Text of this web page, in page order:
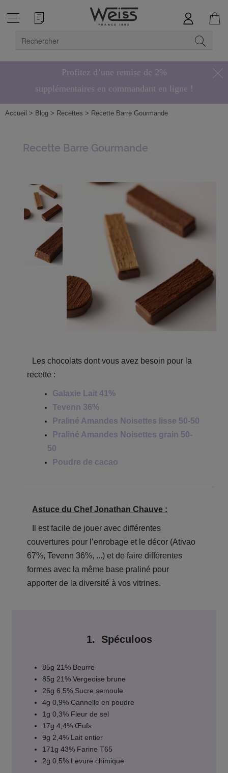
Profitez d’une remise de 2%
supplémentaires en commandant en ligne !
Hors bonbons de chocolat
Accueil > Blog > Recettes > Recette Barre Gourmande
Recette Barre Gourmande
Les chocolats dont vous avez besoin pour la
recette :
Galaxie Lait 41%
Tevenn 36%
Praliné Amandes Noisettes lisse 50-50
Praliné Amandes Noisettes grain 50-
50
Poudre de cacao
Astuce du Chef Jonathan Chauve :
Il est facile de jouer avec différentes
couvertures pour l’enrobage et le décor (Ativao
67%, Tevenn 36%, ...) et de faire différentes
formes avec la même base praliné pour
apporter de la diversité à vos vitrines.
1. Spéculoos
85g 21% Beurre
85g 21% Vergeoise brune
26g 6,5% Sucre semoule
4g 0,9% Cannelle en poudre
1g 0,3% Fleur de sel
17g 4,4% Œufs
9g 2,4% Lait entier
171g 43% Farine T65
2g 0,5% Levure chimique